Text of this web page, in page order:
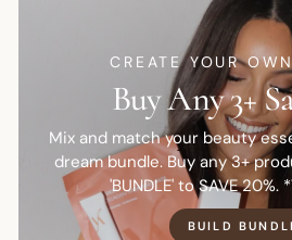
CREATE YOUR
Buy Any 3+
Mix and match your beauty
dream bundle. Buy any 3+
'BUNDLE' to SAVE 20%.
BUILD